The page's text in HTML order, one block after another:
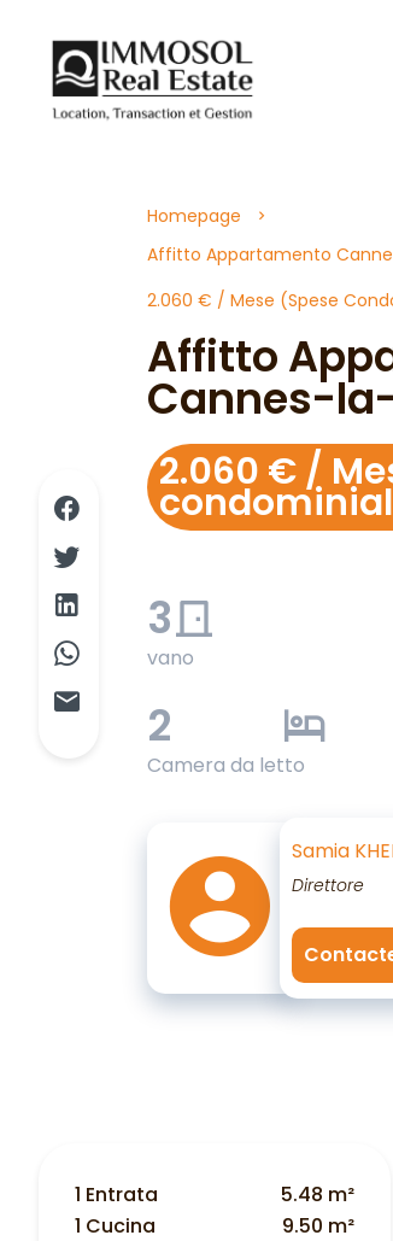
Homepage
Affitto Appartamento
2.060 € / Mese (Spese
Affitto
Cannes-
2.060 € /
3
vano
2
Camera da letto
Samia
Direttore
1 Entrata
5.48 m²
1 Cucina
9.50 m²